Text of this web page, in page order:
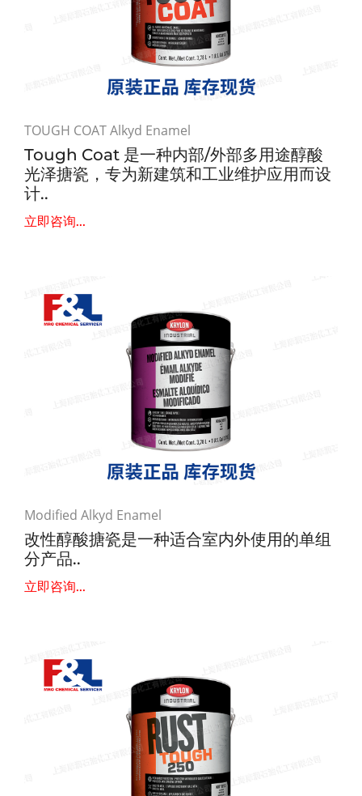
TOUGH COAT Alkyd Enamel
Tough Coat 是一种内部/外部多用途醇酸
光泽搪瓷，专为新建筑和工业维护应用而设
计..
立即咨询...
Modified Alkyd Enamel
改性醇酸搪瓷是一种适合室内外使用的单组
分产品..
立即咨询...